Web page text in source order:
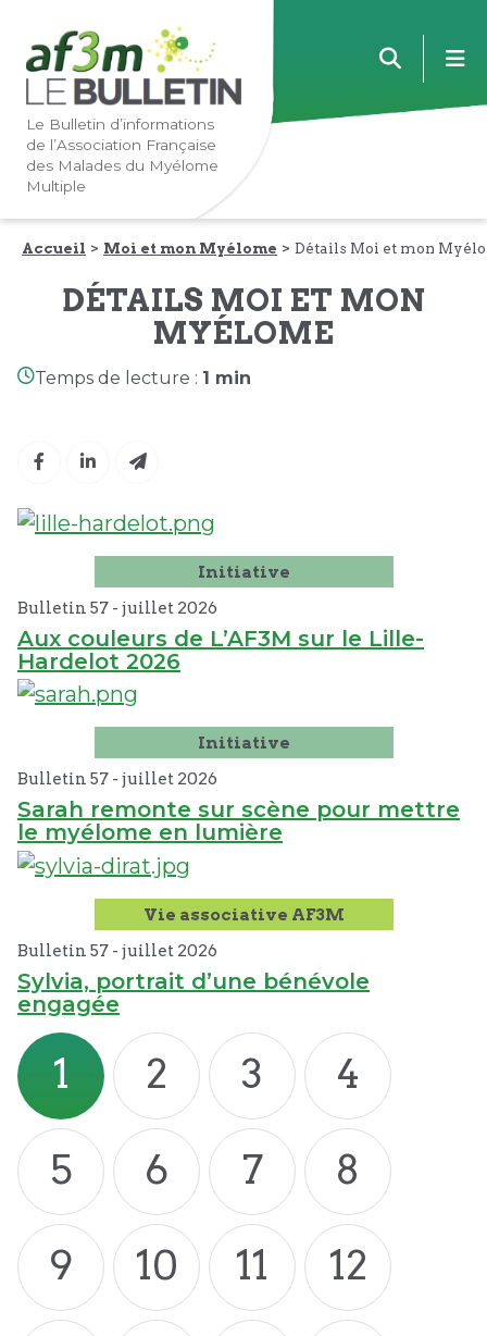
Lien
vers
navigation
principale
Lien
vers
contenu
principal
Le Bulletin d’informations
de l’Association Française
des Malades du Myélome
Multiple
Accueil Moi et mon Myélome Détails Moi et mon
DÉTAILS MOI ET MON
MYÉLOME
Temps de lecture : 1 min
Initiative
Bulletin 57 - juillet 2026
Aux couleurs de L’AF3M sur le Lille-
Hardelot 2026
Initiative
Bulletin 57 - juillet 2026
Sarah remonte sur scène pour mettre
le myélome en lumière
Vie associative AF3M
Bulletin 57 - juillet 2026
Sylvia, portrait d’une bénévole
engagée
1 2 3
4
5
6 7
8
9
10 11
12